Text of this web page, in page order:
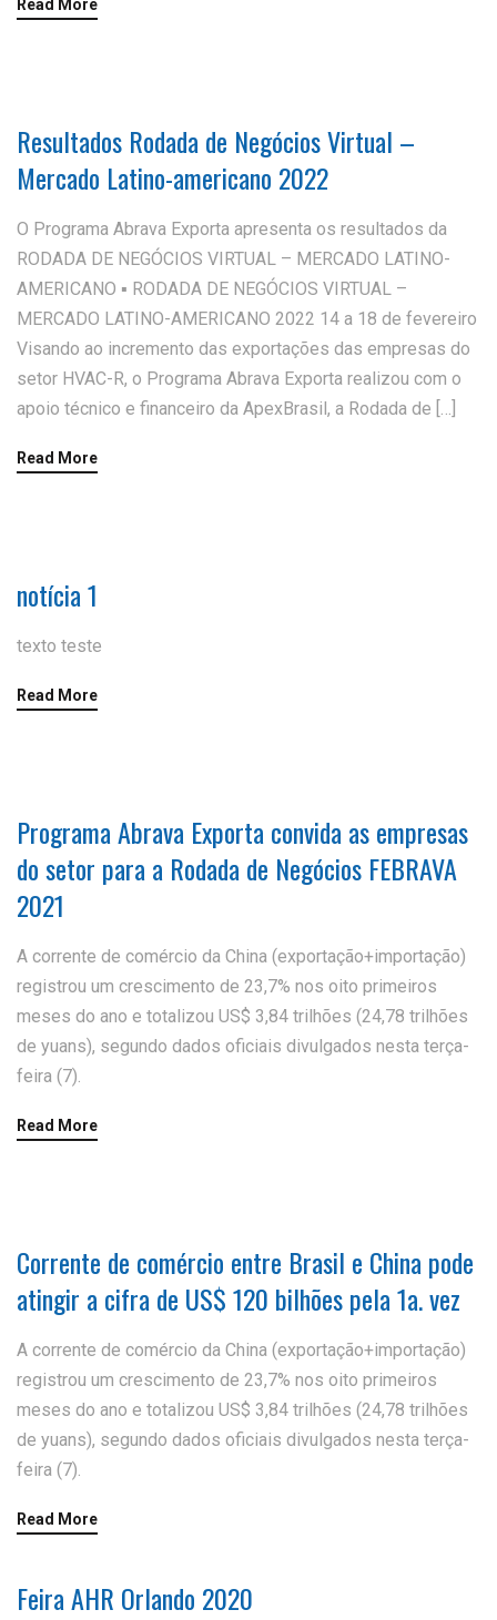
Read More
Resultados Rodada de Negócios Virtual –
Mercado Latino-americano 2022
O Programa Abrava Exporta apresenta os resultados da
RODADA DE NEGÓCIOS VIRTUAL – MERCADO LATINO-
AMERICANO ▪ RODADA DE NEGÓCIOS VIRTUAL –
MERCADO LATINO-AMERICANO 2022 14 a 18 de fevereiro
Visando ao incremento das exportações das empresas do
setor HVAC-R, o Programa Abrava Exporta realizou com o
apoio técnico e financeiro da ApexBrasil, a Rodada de […]
Read More
notícia 1
texto teste
Read More
Programa Abrava Exporta convida as empresas
do setor para a Rodada de Negócios FEBRAVA
2021
A corrente de comércio da China (exportação+importação)
registrou um crescimento de 23,7% nos oito primeiros
meses do ano e totalizou US$ 3,84 trilhões (24,78 trilhões
de yuans), segundo dados oficiais divulgados nesta terça-
feira (7).
Read More
Corrente de comércio entre Brasil e China pode
atingir a cifra de US$ 120 bilhões pela 1a. vez
A corrente de comércio da China (exportação+importação)
registrou um crescimento de 23,7% nos oito primeiros
meses do ano e totalizou US$ 3,84 trilhões (24,78 trilhões
de yuans), segundo dados oficiais divulgados nesta terça-
feira (7).
Read More
Feira AHR Orlando 2020